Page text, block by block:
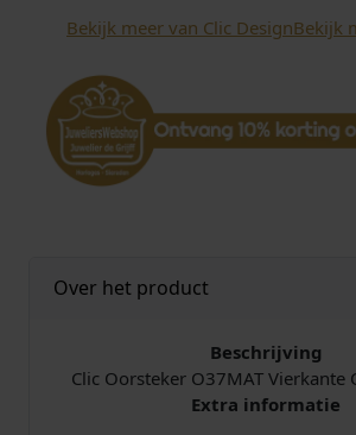
e
3
7
t
n
Bekijk meer van Clic DesignBekijk
Over het product
Beschrijving
Clic Oorsteker O37MAT Vierkante
Extra informatie